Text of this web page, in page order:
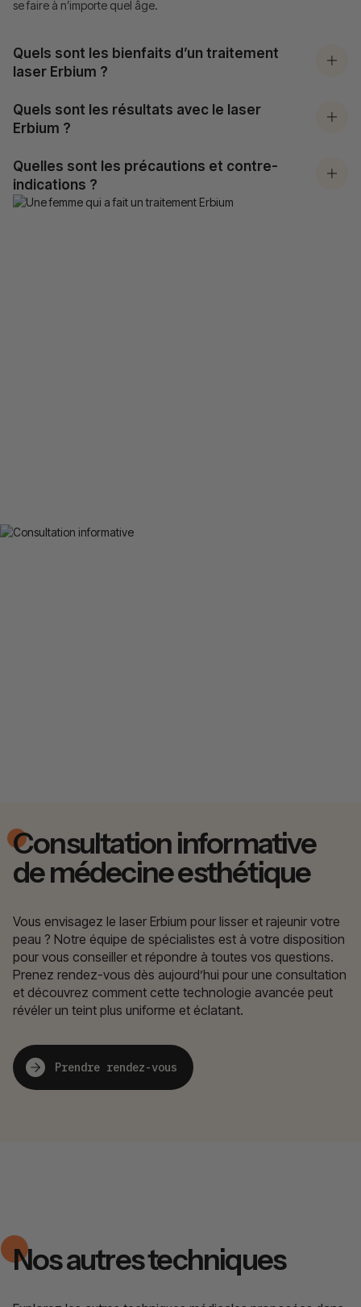
se faire à n’importe quel âge.
Quels sont les bienfaits d’un traitement
laser Erbium ?
Quels sont les résultats avec le laser
Erbium ?
Quelles sont les précautions et contre-
indications ?
Consultation informative
de médecine esthétique
Vous envisagez le laser Erbium pour lisser et rajeunir votre
peau ? Notre équipe de spécialistes est à votre disposition
pour vous conseiller et répondre à toutes vos questions.
Prenez rendez-vous dès aujourd’hui pour une consultation
et découvrez comment cette technologie avancée peut
révéler un teint plus uniforme et éclatant.
Prendre rendez-vous
Nos autres techniques